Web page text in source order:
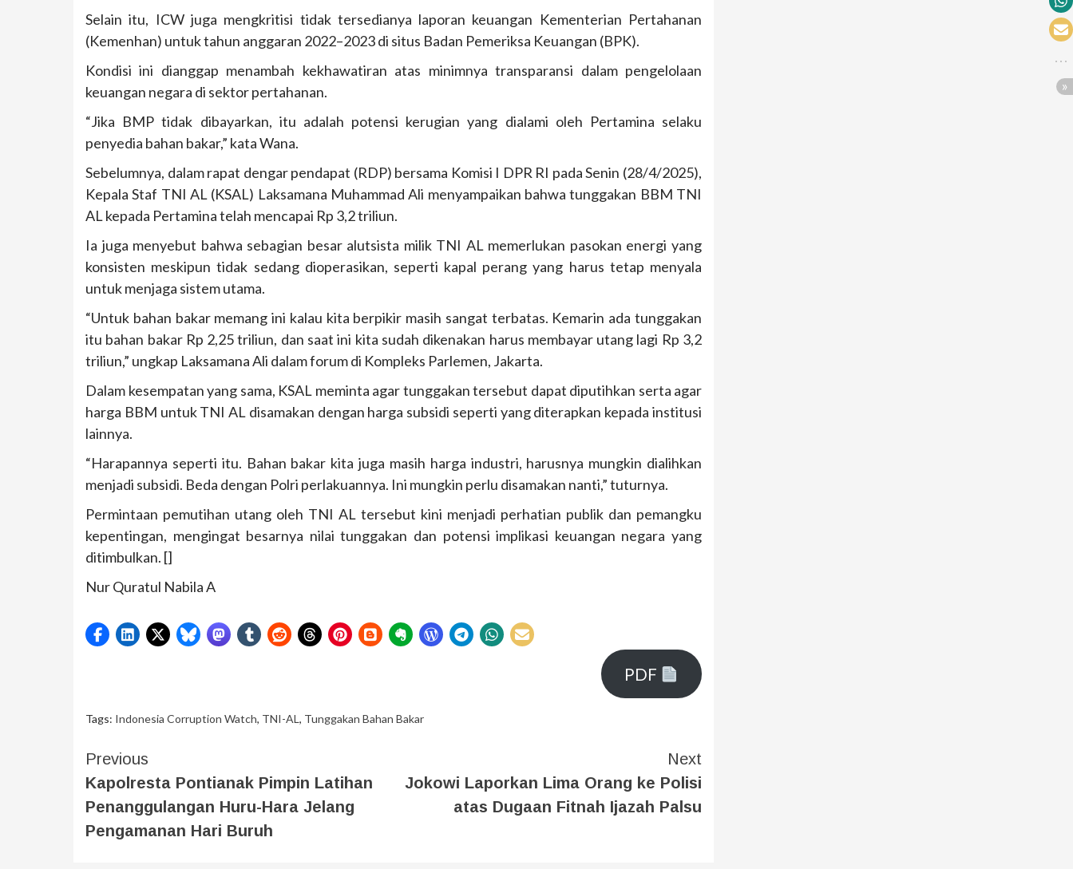
Selain itu, ICW juga mengkritisi tidak tersedianya laporan keuangan Kementerian Pertahanan
(Kemenhan) untuk tahun anggaran 2022–2023 di situs Badan Pemeriksa Keuangan (BPK).
Kondisi ini dianggap menambah kekhawatiran atas minimnya transparansi dalam pengelolaan
keuangan negara di sektor pertahanan.
“Jika BMP tidak dibayarkan, itu adalah potensi kerugian yang dialami oleh Pertamina selaku
penyedia bahan bakar,” kata Wana.
Sebelumnya, dalam rapat dengar pendapat (RDP) bersama Komisi I DPR RI pada Senin (28/4/2025),
Kepala Staf TNI AL (KSAL) Laksamana Muhammad Ali menyampaikan bahwa tunggakan BBM TNI
AL kepada Pertamina telah mencapai Rp 3,2 triliun.
Ia juga menyebut bahwa sebagian besar alutsista milik TNI AL memerlukan pasokan energi yang
konsisten meskipun tidak sedang dioperasikan, seperti kapal perang yang harus tetap menyala
untuk menjaga sistem utama.
“Untuk bahan bakar memang ini kalau kita berpikir masih sangat terbatas. Kemarin ada tunggakan
itu bahan bakar Rp 2,25 triliun, dan saat ini kita sudah dikenakan harus membayar utang lagi Rp 3,2
triliun,” ungkap Laksamana Ali dalam forum di Kompleks Parlemen, Jakarta.
Dalam kesempatan yang sama, KSAL meminta agar tunggakan tersebut dapat diputihkan serta agar
harga BBM untuk TNI AL disamakan dengan harga subsidi seperti yang diterapkan kepada institusi
lainnya.
“Harapannya seperti itu. Bahan bakar kita juga masih harga industri, harusnya mungkin dialihkan
menjadi subsidi. Beda dengan Polri perlakuannya. Ini mungkin perlu disamakan nanti,” tuturnya.
Permintaan pemutihan utang oleh TNI AL tersebut kini menjadi perhatian publik dan pemangku
kepentingan, mengingat besarnya nilai tunggakan dan potensi implikasi keuangan negara yang
ditimbulkan. []
Nur Quratul Nabila A
PDF
Tags: Indonesia Corruption Watch, TNI-AL, Tunggakan Bahan Bakar
Previous
Kapolresta Pontianak Pimpin Latihan
Penanggulangan Huru-Hara Jelang
Pengamanan Hari Buruh
Next
Jokowi Laporkan Lima Orang ke Polisi
atas Dugaan Fitnah Ijazah Palsu